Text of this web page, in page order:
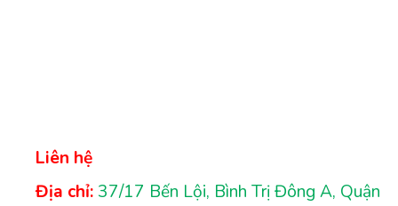
Liên hệ
Địa chỉ: 37/17 Bến Lội, Bình Trị Đông A, Quận